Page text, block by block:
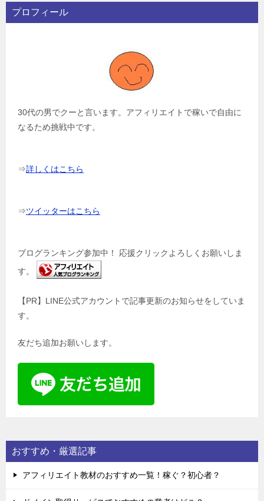
プロフィール
30代の男でクーと言います。アフィリエイトで稼いで自由に
なるため挑戦中です。
⇒詳しくはこちら
⇒ツイッターはこちら
ブログランキング参加中！ 応援クリックよろしくお願いしま
す。
【PR】LINE公式アカウントで記事更新のお知らせをしていま
す。
友だち追加お願いします。
おすすめ・厳選記事
アフィリエイト教材のおすすめ一覧！稼ぐ？初心者？